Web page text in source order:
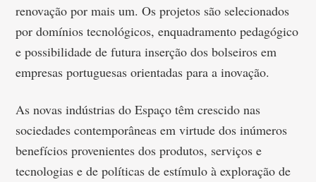
renovação por mais um. Os projetos são selecionados
por domínios tecnológicos, enquadramento pedagógico
e possibilidade de futura inserção dos bolseiros em
empresas portuguesas orientadas para a inovação.
As novas indústrias do Espaço têm crescido nas
sociedades contemporâneas em virtude dos inúmeros
benefícios provenientes dos produtos, serviços e
tecnologias e de políticas de estímulo à exploração de